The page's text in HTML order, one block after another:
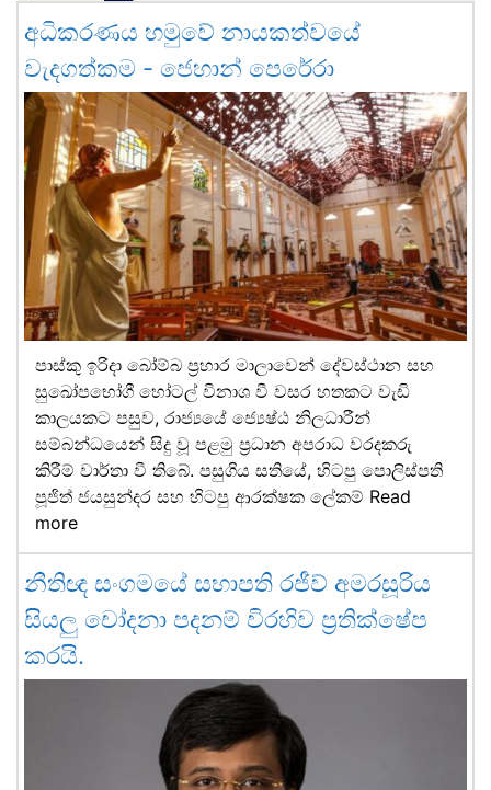
අධිකරණය හමුවේ නායකත්වයේ
වැදගත්කම - ජෙහාන් පෙරේරා
පාස්කු ඉරිදා බෝම්බ ප්‍රහාර මාලාවෙන් දේවස්ථාන සහ
සුඛෝපභෝගී හෝටල් විනාශ වී වසර හතකට වැඩි
කාලයකට පසුව, රාජ්‍යයේ ජ්‍යෙෂ්ඨ නිලධාරීන්
සම්බන්ධයෙන් සිදු වූ පළමු ප්‍රධාන අපරාධ වරදකරු
කිරීම් වාර්තා වී තිබේ. පසුගිය සතියේ, හිටපු පොලිස්පති
පූජිත් ජයසුන්දර සහ හිටපු ආරක්ෂක ලේකම් Read
more
නීතිඥ සංගමයේ සභාපති රජීව් අමරසූරිය
සියලු චෝදනා පදනම් විරහිව ප්‍රතික්ෂේප
කරයි.